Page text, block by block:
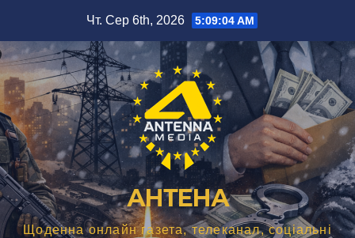
вмісту
Чт. Сер 6th, 2026 5:09:05 AM
АНТЕНА
Щоденна онлайн газета, телеканал, соціальні